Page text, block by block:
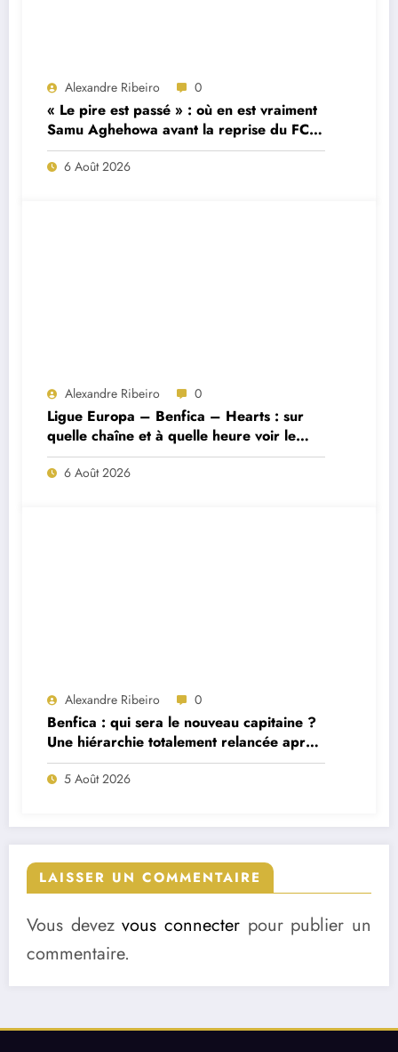
Alexandre Ribeiro 0
« Le pire est passé » : où en est vraiment
Samu Aghehowa avant la reprise du FC
Porto ?
6 Août 2026
Alexandre Ribeiro 0
Ligue Europa – Benfica – Hearts : sur
quelle chaîne et à quelle heure voir le
match ?
6 Août 2026
Alexandre Ribeiro 0
Benfica : qui sera le nouveau capitaine ?
Une hiérarchie totalement relancée après
deux départs majeurs
5 Août 2026
LAISSER UN COMMENTAIRE
Vous devezvous connecter pour publier un
commentaire.